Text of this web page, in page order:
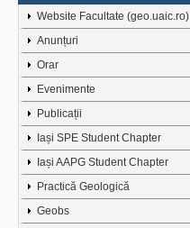
Website Facultate (geo.uaic.ro)
Anunțuri
Orar
Evenimente
Publicații
Iași SPE Student Chapter
Iași AAPG Student Chapter
Practică Geologică
Geobs